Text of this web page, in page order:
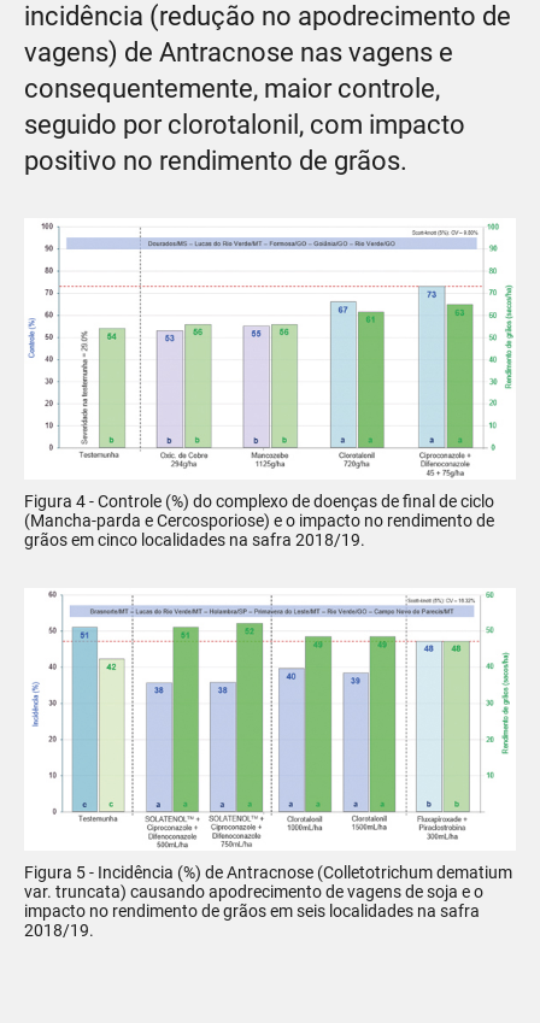
incidência (redução no apodrecimento de
vagens) de Antracnose nas vagens e
consequentemente, maior controle,
seguido por clorotalonil, com impacto
positivo no rendimento de grãos.
Figura 4 - Controle (%) do complexo de doenças de final de ciclo
(Mancha-parda e Cercosporiose) e o impacto no rendimento de
grãos em cinco localidades na safra 2018/19.
Figura 5 - Incidência (%) de Antracnose (Colletotrichum dematium
var. truncata) causando apodrecimento de vagens de soja e o
impacto no rendimento de grãos em seis localidades na safra
2018/19.